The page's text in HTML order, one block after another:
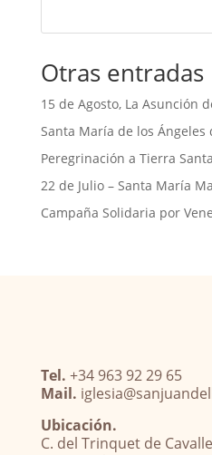
Otras entradas
15 de Agosto, La Asunción
Santa María de los
Peregrinación a Tierra
22 de Julio – Santa María
Campaña Solidaria por
Tel. +34 963 92 29 65
Mail.
Ubicación.
C. del Trinquet de